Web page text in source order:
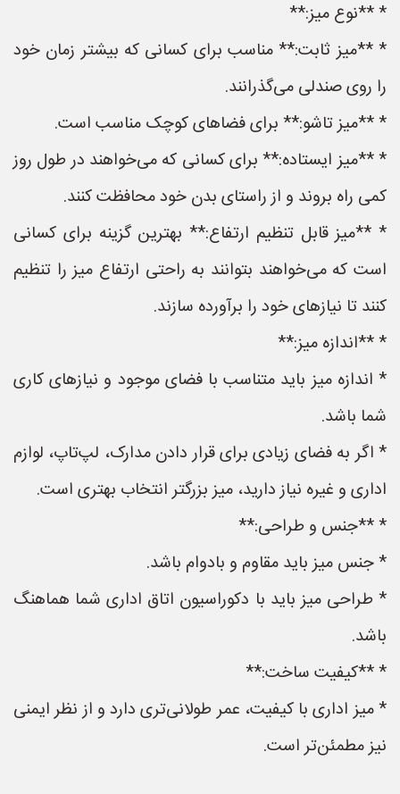
* **نوع میز:**
* **میز ثابت:** مناسب برای کسانی که بیشتر زمان خود
را روی صندلی می‌گذرانند.
* **میز تاشو:** برای فضاهای کوچک مناسب است.
* **میز ایستاده:** برای کسانی که می‌خواهند در طول روز
کمی راه بروند و از راستای بدن خود محافظت کنند.
* **میز قابل تنظیم ارتفاع:** بهترین گزینه برای کسانی
است که می‌خواهند بتوانند به راحتی ارتفاع میز را تنظیم
کنند تا نیازهای خود را برآورده سازند.
* **اندازه میز:**
* اندازه میز باید متناسب با فضای موجود و نیازهای کاری
شما باشد.
* اگر به فضای زیادی برای قرار دادن مدارک، لپ‌تاپ، لوازم
اداری و غیره نیاز دارید، میز بزرگتر انتخاب بهتری است.
* **جنس و طراحی:**
* جنس میز باید مقاوم و بادوام باشد.
* طراحی میز باید با دکوراسیون اتاق اداری شما هماهنگ
باشد.
* **کیفیت ساخت:**
* میز اداری با کیفیت، عمر طولانی‌تری دارد و از نظر ایمنی
نیز مطمئن‌تر است.